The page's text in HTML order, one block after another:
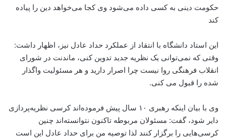
حکومت دینی به کسی داده می‌شود وی کجا می‌خواهد دین را پیاده
کند
این استاد دانشگاه با انتقاد از عملکرد حداد عادل نیز، اظهار داشت:
وقتی که نمی‌توانی یک نظریه جدید تدوین کنی، ماندنت در شورای
انقلاب فرهنگی روا نیست چرا اصرار دارید و هر مسئولیت واگذار
شده را قبول می کنی.
وی با بیان اینکه رهبری ۱۰ سال پیش فرموده‌اند کرسی نظریه‌پردازی
دایر شود، گفت: مسئولان مربوطه تاکنون نتوانسته‌اند چنین
کرسی‌هایی را برگزار کنند لذا توصیه من برای حداد عادل این است